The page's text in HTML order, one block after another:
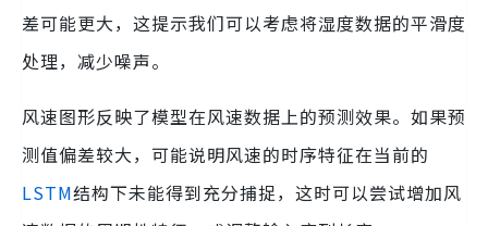
差可能更大，这提示我们可以考虑将湿度数据的平滑度
处理，减少噪声。
风速图形反映了模型在风速数据上的预测效果。如果预
测值偏差较大，可能说明风速的时序特征在当前的
LSTM结构下未能得到充分捕捉，这时可以尝试增加风